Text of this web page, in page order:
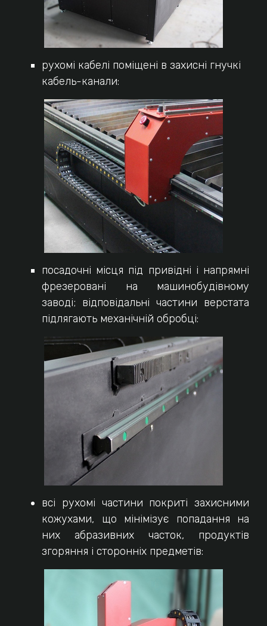
рухомі кабелі поміщені в захисні гнучкі
кабель-канали:
посадочні місця під привідні і напрямні
фрезеровані на машинобудівному
заводі; відповідальні частини верстата
підлягають механічній обробці:
всі рухомі частини покриті захисними
кожухами, що мінімізує попадання на
них абразивних часток, продуктів
згоряння і сторонніх предметів: